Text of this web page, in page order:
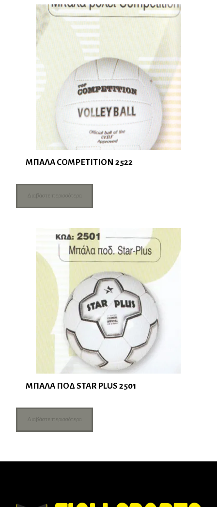
ΜΠΑΛΑ COMPETITION 2522
Διαβάστε περισσότερα
ΜΠΑΛΑ ΠΟΔ STAR PLUS 2501
Διαβάστε περισσότερα